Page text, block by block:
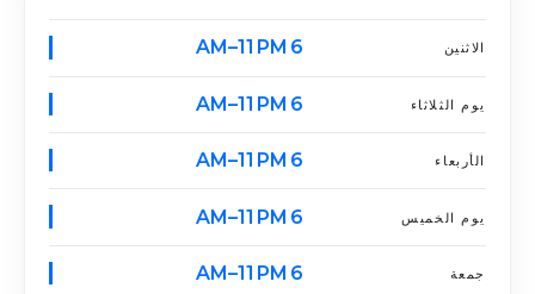
الاثنين 6 AM–11 PM
يوم الثلاثاء 6 AM–11 PM
الأربعاء 6 AM–11 PM
يوم الخميس 6 AM–11 PM
جمعة 6 AM–11 PM